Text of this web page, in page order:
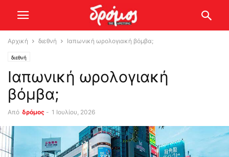
Αρχική διεθνή Ιαπωνική ωρολογιακή βόμβα;
διεθνή
Ιαπωνική ωρολογιακή
βόμβα;
Από δρόμος - 1 Ιουλίου, 2026